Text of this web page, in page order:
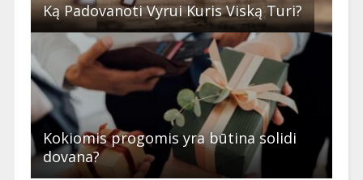
Ką Padovanoti Vyrui Kuris Viską Turi?
Kokiomis progomis yra būtina solidi
dovana?